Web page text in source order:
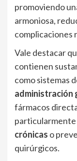
promoviendo
armoniosa,
complicaciones
Vale destacar
contienen
como sistemas
administración
fármacos
crónicas o
quirúrgicos.